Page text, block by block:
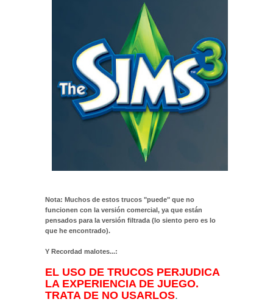
Nota: Muchos de estos trucos "puede" que no
funcionen con la versión comercial, ya que están
pensados para la versión filtrada (lo siento pero es lo
que he encontrado).
Y Recordad malotes...:
EL USO DE TRUCOS PERJUDICA
LA EXPERIENCIA DE JUEGO.
TRATA DE NO USARLOS.